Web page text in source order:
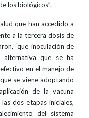
los biológicos”.
que han accedido a
a la tercera dosis de
“que inoculación de
alternativa que se ha
en el manejo de
se viene adoptando
de la vacuna
dos etapas iniciales,
del sistema